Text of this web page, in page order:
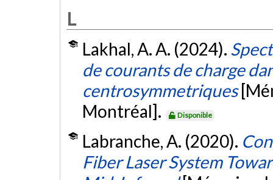
L
Lakhal, A. A. (2024).
de courants de charge
centrosymmetriques
Montréal].
Disponible
Labranche, A. (2020).
Fiber Laser System